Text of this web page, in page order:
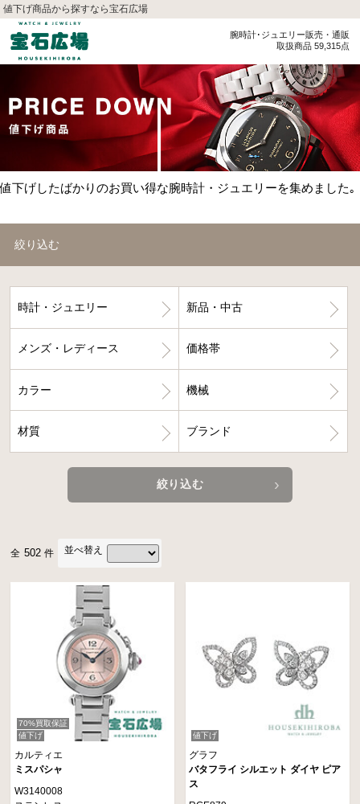
値下げ商品から探すなら宝石広場
腕時計･ジュエリー販売・通販
取扱商品 59,315点
値下げしたばかりのお買い得な腕時計・ジュエリーを集めました｡
絞り込む
時計・ジュエリー 新品・中古
メンズ・レディース 価格帯
カラー 機械
材質 ブランド
絞り込む
全 502 件 並べ替え
70%買取保証
値下げ
カルティエ
ミスパシャ
W3140008
値下げ
グラフ
バタフライ シルエット ダイヤ ピア
ス